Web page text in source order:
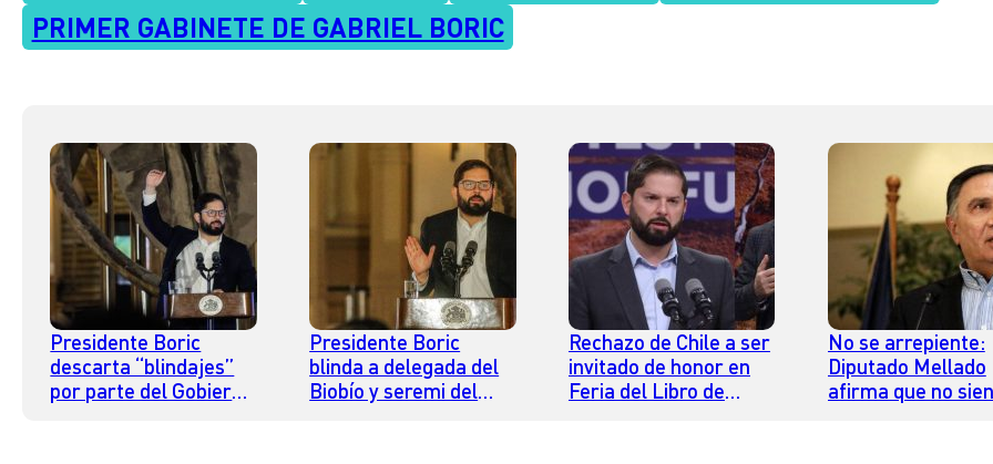
PRIMER GABINETE DE GABRIEL BORIC
Presidente Boric
descarta “blindajes”
por parte del Gobierno
Presidente Boric
blinda a delegada del
Biobío y seremi del
Rechazo de Chile a ser
invitado de honor en
Feria del Libro de
No se arrepiente:
Diputado Mellado
afirma que no